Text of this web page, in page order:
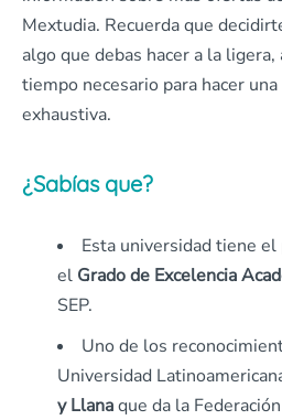
Mextudia. Recuerda que
algo que debas hacer a la
tiempo necesario para hacer
exhaustiva.
¿Sabías que?
Esta universidad tiene
el Grado de Excelencia
SEP.
Uno de los
Universidad
y Llanaque da la